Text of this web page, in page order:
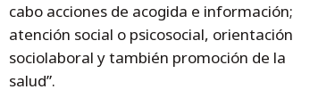
cabo acciones de acogida e información;
atención social o psicosocial, orientación
sociolaboral y también promoción de la
salud”.